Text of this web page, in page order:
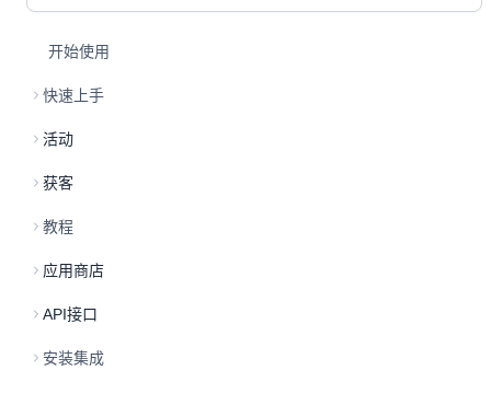
开始使用
快速上手
活动
获客
教程
应用商店
API接口
安装集成